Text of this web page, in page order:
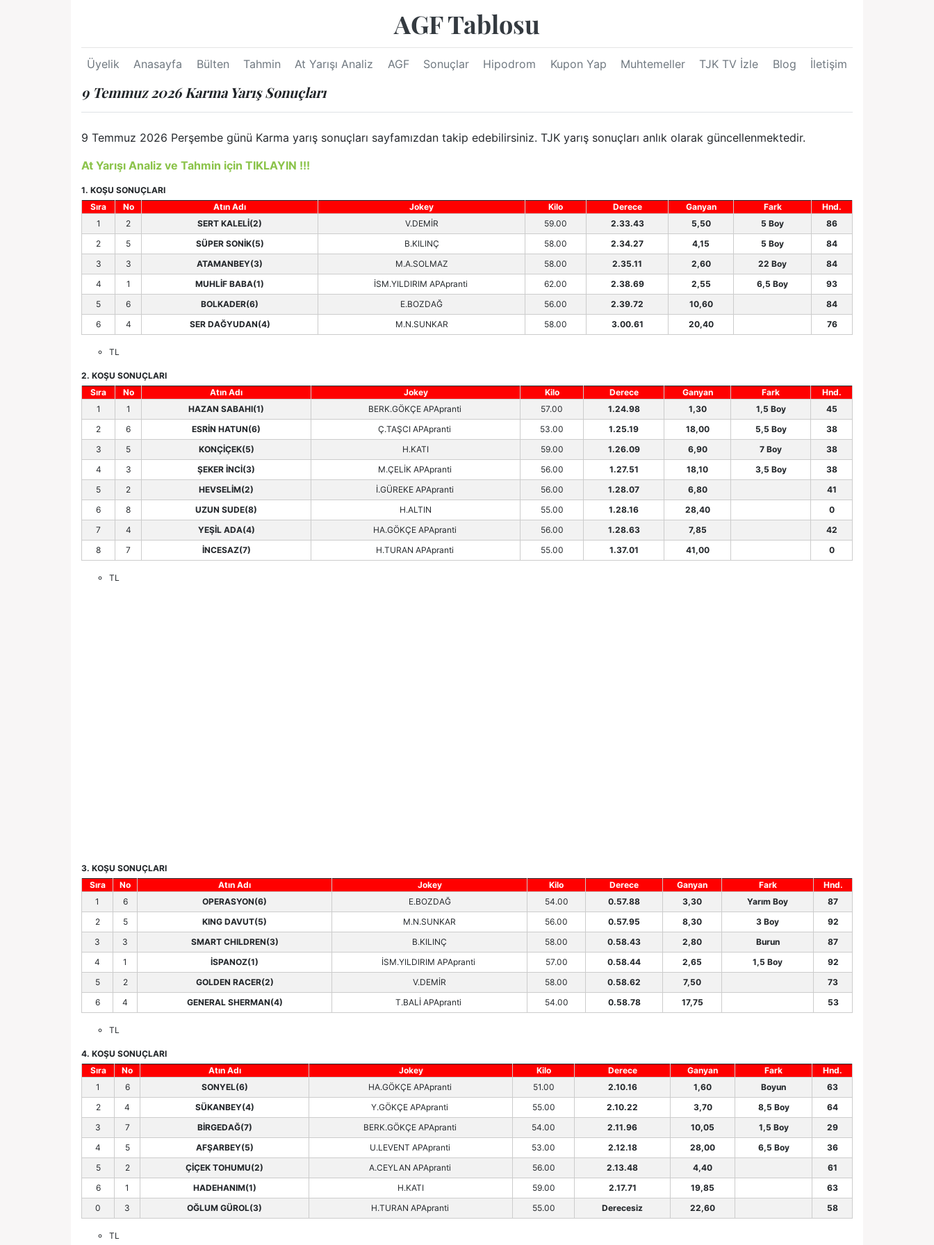
AGF Tablosu
Üyelik Anasayfa Bülten Tahmin At Yarışı Analiz AGF Sonuçlar Hipodrom Kupon Yap Muhtemeller TJK TV İzle Blog İletişim
9 Temmuz 2026 Karma Yarış Sonuçları
9 Temmuz 2026 Perşembe günü Karma yarış sonuçları sayfamızdan takip edebilirsiniz. TJK yarış sonuçları anlık olarak güncellenmektedir.
At Yarışı Analiz ve Tahmin için TIKLAYIN !!!
1. KOŞU SONUÇLARI
Sıra
No Atın Adı Jokey Kilo Derece Ganyan Fark
Hnd.
1
2 SERT KALELİ(2) V.DEMİR 59.00 2.33.43 5,50 5 Boy
86
2
5 SÜPER SONİK(5) B.KILINÇ 58.00 2.34.27 4,15 5 Boy
84
3
3 ATAMANBEY(3) M.A.SOLMAZ 58.00 2.35.11 2,60 22 Boy
84
4
1 MUHLİF BABA(1) İSM.YILDIRIM APApranti 62.00 2.38.69 2,55 6,5 Boy
93
5
6 BOLKADER(6) E.BOZDAĞ 56.00 2.39.72 10,60
84
6
4 SER DAĞYUDAN(4) M.N.SUNKAR 58.00 3.00.61 20,40 76
TL
2. KOŞU SONUÇLARI
Sıra
No Atın Adı Jokey Kilo Derece Ganyan Fark
Hnd.
1
1 HAZAN SABAHI(1) BERK.GÖKÇE APApranti 57.00 1.24.98 1,30 1,5 Boy
45
2
6 ESRİN HATUN(6) Ç.TAŞCI APApranti 53.00 1.25.19 18,00 5,5 Boy
38
3
5 KONÇİÇEK(5) H.KATI 59.00 1.26.09 6,90 7 Boy
38
4
3 ŞEKER İNCİ(3) M.ÇELİK APApranti 56.00 1.27.51 18,10 3,5 Boy
38
5
2 HEVSELİM(2) İ.GÜREKE APApranti 56.00 1.28.07 6,80
41
6
8 UZUN SUDE(8) H.ALTIN 55.00 1.28.16 28,40
0
7
4 YEŞİL ADA(4) HA.GÖKÇE APApranti 56.00 1.28.63 7,85
42
8
7 İNCESAZ(7) H.TURAN APApranti 55.00 1.37.01 41,00 0
TL
3. KOŞU SONUÇLARI
Sıra
No Atın Adı Jokey Kilo Derece Ganyan Fark
Hnd.
1
6 OPERASYON(6) E.BOZDAĞ 54.00 0.57.88 3,30 Yarım Boy
87
2
5 KING DAVUT(5) M.N.SUNKAR 56.00 0.57.95 8,30 3 Boy
92
3
3 SMART CHILDREN(3) B.KILINÇ 58.00 0.58.43 2,80 Burun
87
4
1 İSPANOZ(1) İSM.YILDIRIM APApranti 57.00 0.58.44 2,65 1,5 Boy
92
5
2 GOLDEN RACER(2) V.DEMİR 58.00 0.58.62 7,50
73
6
4 GENERAL SHERMAN(4) T.BALİ APApranti 54.00 0.58.78 17,75 53
TL
4. KOŞU SONUÇLARI
Sıra
No Atın Adı Jokey Kilo Derece Ganyan Fark
Hnd.
1
6 SONYEL(6) HA.GÖKÇE APApranti 51.00 2.10.16 1,60 Boyun
63
2
4 SÜKANBEY(4) Y.GÖKÇE APApranti 55.00 2.10.22 3,70 8,5 Boy
64
3
7 BİRGEDAĞ(7) BERK.GÖKÇE APApranti 54.00 2.11.96 10,05 1,5 Boy
29
4
5 AFŞARBEY(5) U.LEVENT APApranti 53.00 2.12.18 28,00 6,5 Boy
36
5
2 ÇİÇEK TOHUMU(2) A.CEYLAN APApranti 56.00 2.13.48 4,40
61
6
1 HADEHANIM(1) H.KATI 59.00 2.17.71 19,85
63
0
3 OĞLUM GÜROL(3) H.TURAN APApranti 55.00 Derecesiz 22,60 58
TL